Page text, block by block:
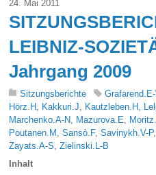
24. Mai 2011
LEIBNIZ-
Jahrgang 2009
Sitzungsberichte
Hörz.H
Kakkuri.J Kautzleben.H
Marchenko.A-N
Mazurova.E
Poutanen.M
,Sansò.F,Savinykh.V-P
Zayats.A-S ,Zielinski.L-B
Inhalt